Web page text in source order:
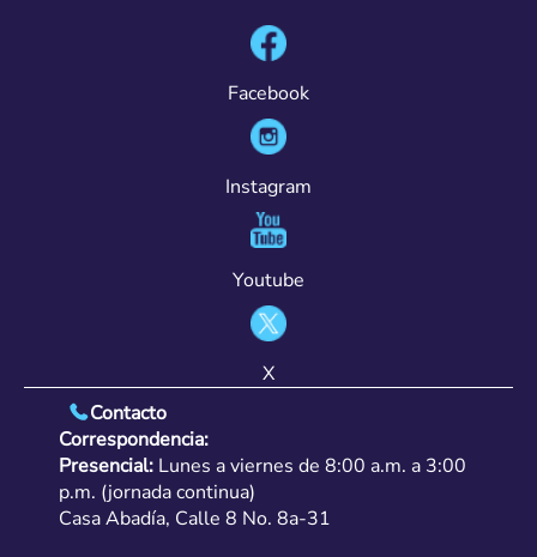
Facebook
Instagram
Youtube
X
Contacto
Correspondencia:
Presencial: Lunes a viernes de 8:00 a.m. a 3:00
p.m. (jornada continua)
Casa Abadía, Calle 8 No. 8a-31